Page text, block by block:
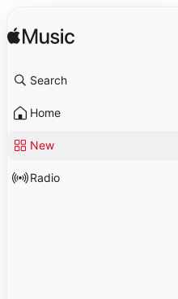
Search
Home
New
Radio